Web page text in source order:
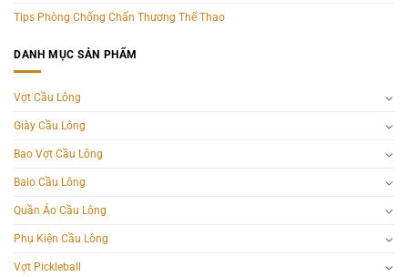
Tips Phòng Chống Chấn Thương Thể Thao
DANH MỤC SẢN PHẨM
Vợt Cầu Lông
Giày Cầu Lông
Bao Vợt Cầu Lông
Balo Cầu Lông
Quần Áo Cầu Lông
Phụ Kiện Cầu Lông
Vợt Pickleball